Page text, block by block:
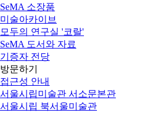
SeMA 소장품
미술아카이브
모두의 연구실 '코랄'
SeMA 도서와 자료
기증자 전당
방문하기
접근성 안내
서울시립미술관 서소문본관
서울시립 북서울미술관